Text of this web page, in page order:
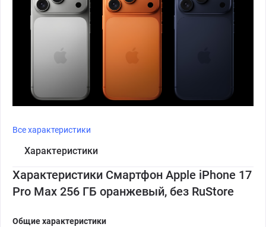
Все характеристики
Характеристики
Характеристики Смартфон Apple iPhone 17
Pro Max 256 ГБ оранжевый, без RuStore
Общие характеристики